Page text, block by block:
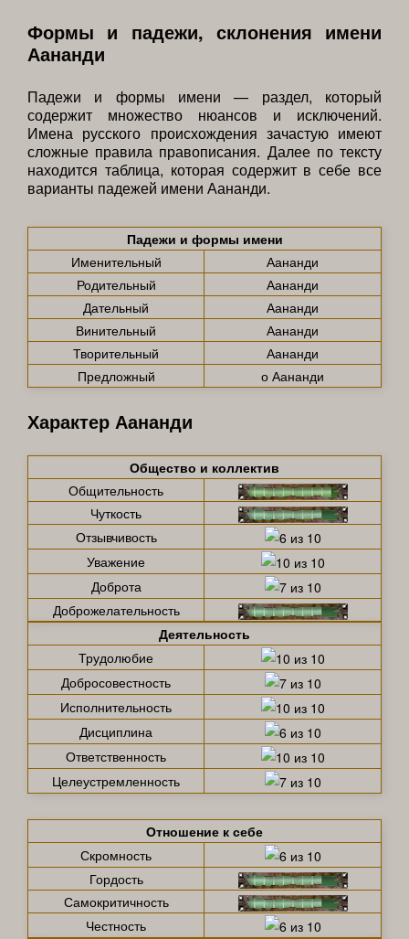
Формы и падежи, склонения имени
Аананди
Падежи и формы имени — раздел, который
содержит множество нюансов и исключений.
Имена русского происхождения зачастую имеют
сложные правила правописания. Далее по тексту
находится таблица, которая содержит в себе все
варианты падежей имени Аананди.
Падежи и формы имени
Именительный
Аананди
Родительный
Аананди
Дательный
Аананди
Винительный
Аананди
Творительный
Аананди
Предложный
о Аананди
Характер Аананди
Общество и коллектив
Общительность
Чуткость
Отзывчивость
Уважение
Доброта
Доброжелательность
Деятельность
Трудолюбие
Добросовестность
Исполнительность
Дисциплина
Ответственность
Целеустремленность
Отношение к себе
Скромность
Гордость
Самокритичность
Честность